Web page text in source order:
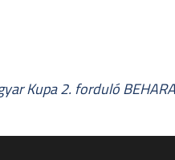
Kupa 2. forduló